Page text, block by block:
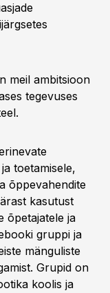
meil ambitsioon
tegevuses
toetamisele,
õppevahendite
kasutust
õpetajatele ja
gruppi ja
mänguliste
Grupid on
koolis ja